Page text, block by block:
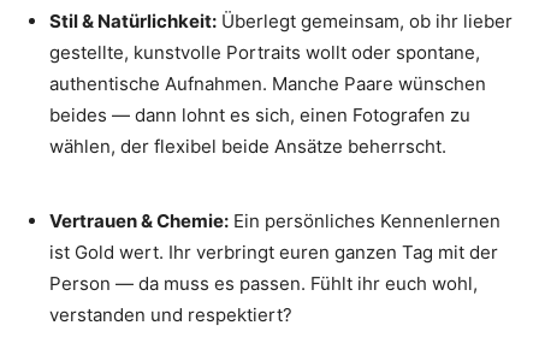
Stil & Natürlichkeit: Überlegt gemeinsam, ob ihr lieber
gestellte, kunstvolle Portraits wollt oder spontane,
authentische Aufnahmen. Manche Paare wünschen
beides — dann lohnt es sich, einen Fotografen zu
wählen, der flexibel beide Ansätze beherrscht.
Vertrauen & Chemie: Ein persönliches Kennenlernen
ist Gold wert. Ihr verbringt euren ganzen Tag mit der
Person — da muss es passen. Fühlt ihr euch wohl,
verstanden und respektiert?